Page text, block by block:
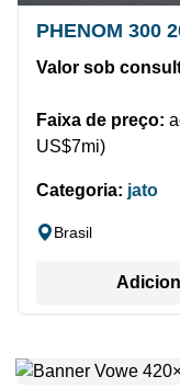
PHENOM 300
Valor sob
Faixa de preço:
US$7mi)
Categoria: jato
Brasil